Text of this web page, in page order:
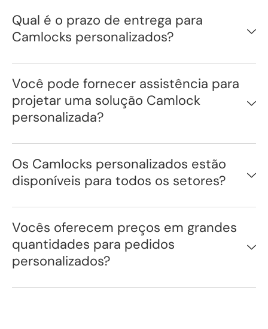
Qual é o prazo de entrega para
Camlocks personalizados?
Você pode fornecer assistência para
projetar uma solução Camlock
personalizada?
Os Camlocks personalizados estão
disponíveis para todos os setores?
Vocês oferecem preços em grandes
quantidades para pedidos
personalizados?